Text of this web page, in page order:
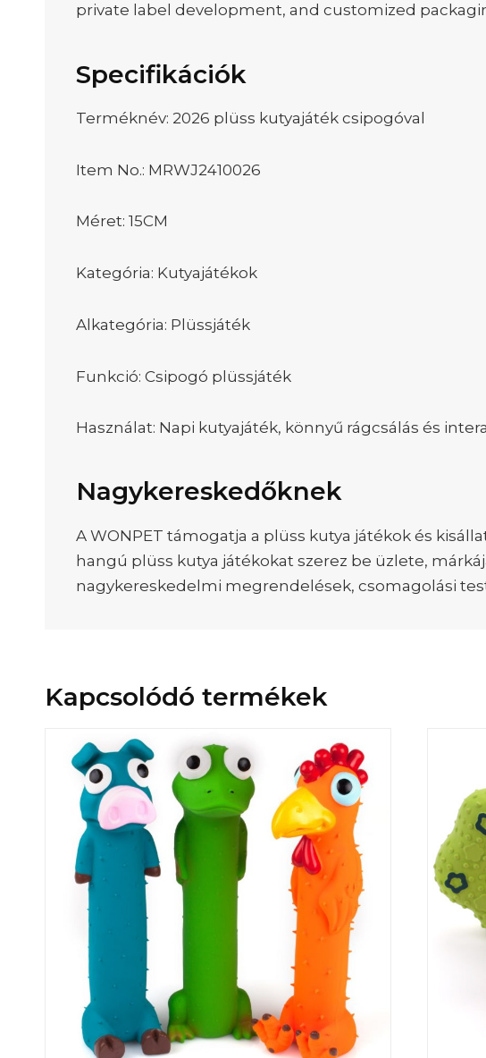
private label development, and customized
Specifikációk
Terméknév: 2026 plüss kutyajáték csipogóval
Item No.: MRWJ2410026
Méret: 15CM
Kategória: Kutyajátékok
Alkategória: Plüssjáték
Funkció: Csipogó plüssjáték
Használat: Napi kutyajáték, könnyű rágcsálás és
Nagykereskedőknek
A WONPET támogatja a plüss kutya játékok és
hangú plüss kutya játékokat szerez be üzlete,
nagykereskedelmi megrendelések, csomagolási
Kapcsolódó termékek